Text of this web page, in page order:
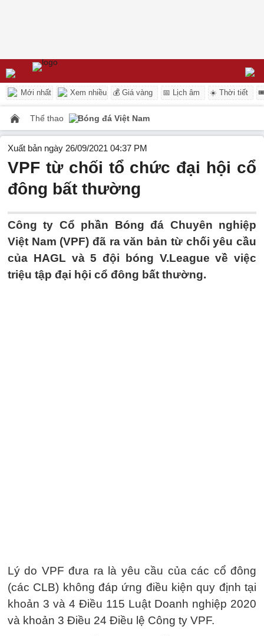
Mới nhất Xem nhiều 💰 Giá vàng 📅 Lịch âm ☀️ Thời tiết
Thể thao Bóng đá Việt Nam
Xuất bản ngày 26/09/2021 04:37 PM
VPF từ chối tổ chức đại hội cổ
đông bất thường
Công ty Cổ phần Bóng đá Chuyên nghiệp
Việt Nam (VPF) đã ra văn bản từ chối yêu cầu
của HAGL và 5 đội bóng V.League về việc
triệu tập đại hội cổ đông bất thường.
Lý do VPF đưa ra là yêu cầu của các cổ đông
(các CLB) không đáp ứng điều kiện quy định tại
khoản 3 và 4 Điều 115 Luật Doanh nghiệp 2020
và khoản 3 Điều 24 Điều lệ Công ty VPF.